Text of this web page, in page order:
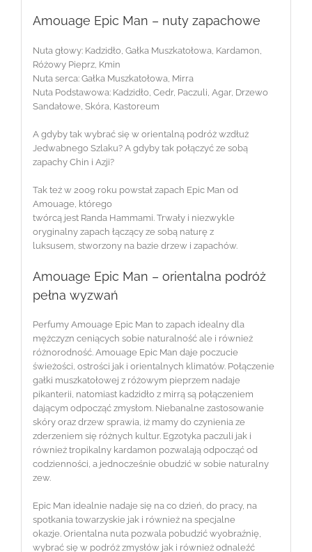
Amouage Epic Man – nuty zapachowe
Nuta głowy: Kadzidło, Gałka Muszkatołowa, Kardamon,
Różowy Pieprz, Kmin
Nuta serca: Gałka Muszkatołowa, Mirra
Nuta Podstawowa: Kadzidło, Cedr, Paczuli, Agar, Drzewo
Sandałowe, Skóra, Kastoreum
A gdyby tak wybrać się w orientalną podróż wzdłuż
Jedwabnego Szlaku? A gdyby tak połączyć ze sobą
zapachy Chin i Azji?
Tak też w 2009 roku powstał zapach Epic Man od
Amouage, którego
twórcą jest Randa Hammami. Trwały i niezwykle
oryginalny zapach łączący ze sobą naturę z
luksusem, stworzony na bazie drzew i zapachów.
Amouage Epic Man – orientalna podróż
pełna wyzwań
Perfumy Amouage Epic Man to zapach idealny dla
mężczyzn ceniących sobie naturalność ale i również
różnorodność. Amouage Epic Man daje poczucie
świeżości, ostrości jak i orientalnych klimatów. Połączenie
gałki muszkatołowej z różowym pieprzem nadaje
pikanterii, natomiast kadzidło z mirrą są połączeniem
dającym odpocząć zmysłom. Niebanalne zastosowanie
skóry oraz drzew sprawia, iż mamy do czynienia ze
zderzeniem się różnych kultur. Egzotyka paczuli jak i
również tropikalny kardamon pozwalają odpocząć od
codzienności, a jednocześnie obudzić w sobie naturalny
zew.
Epic Man idealnie nadaje się na co dzień, do pracy, na
spotkania towarzyskie jak i również na specjalne
okazje. Orientalna nuta pozwala pobudzić wyobraźnię,
wybrać się w podróż zmysłów jak i również odnaleźć